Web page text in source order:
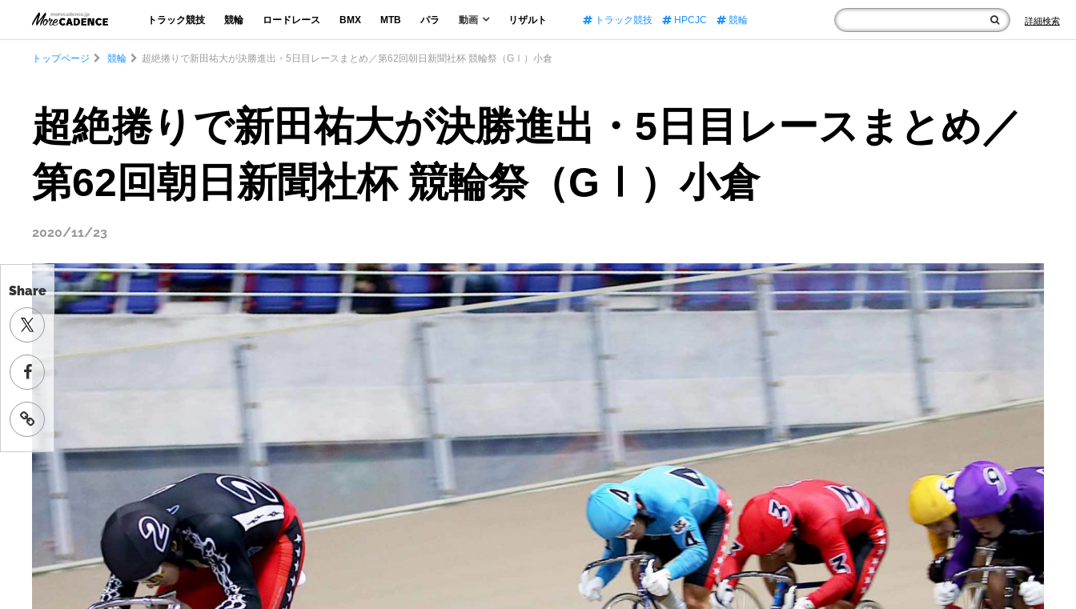
トラック競技 競輪 ロードレース BMX MTB パラ 動画 リザルト トラック競技 HPCJC 競輪 詳細検索
Share
トップページ 競輪 超絶捲りで新田祐大が決勝進出・5日目レースまとめ／第62回朝日新聞社杯 競輪祭（GⅠ）小倉
超絶捲りで新田祐大が決勝進出・5日目レースまとめ／
第62回朝日新聞社杯 競輪祭（GⅠ）小倉
2020/11/23